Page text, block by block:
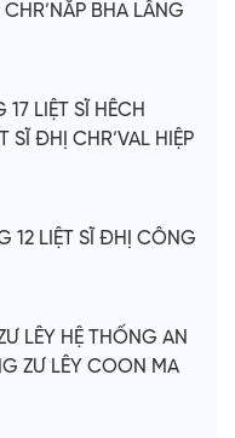
BHA LÂNG
LIỆT SĨ HÊCH
SĨ ĐHỊ CHR’VAL HIỆP
12 LIỆT SĨ ĐHỊ CÔNG
LÊY HỆ THỐNG AN
ZƯ LÊY COON MA